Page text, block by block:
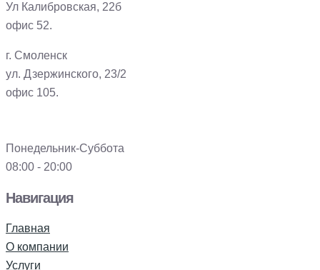
Ул Калибровская, 22б
офис 52.
г. Смоленск
ул. Дзержинского, 23/2
офис 105.
Понедельник-Суббота
08:00 - 20:00
Навигация
Главная
О компании
Услуги